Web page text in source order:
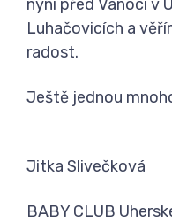
nyní před Vánoci v
Luhačovicích a
radost.
Ještě jednou
Jitka Slivečková
BABY CLUB